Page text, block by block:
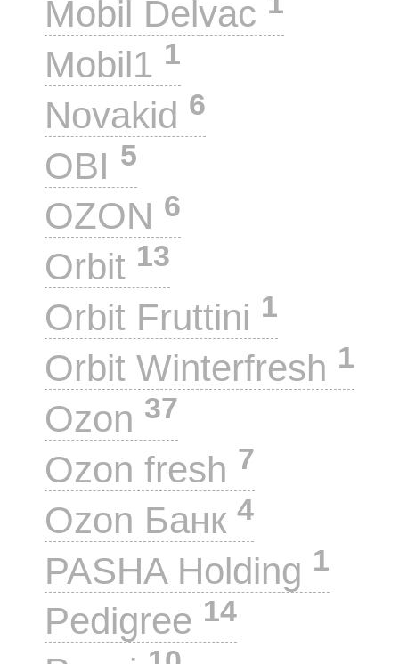
Mobil Delvac
Mobil1 1
Novakid 6
OBI 5
OZON 6
Orbit 13
Orbit Fruttini 1
Orbit Winterfresh 1
Ozon 37
Ozon fresh 7
Ozon Банк 4
PASHA Holding 1
Pedigree 14